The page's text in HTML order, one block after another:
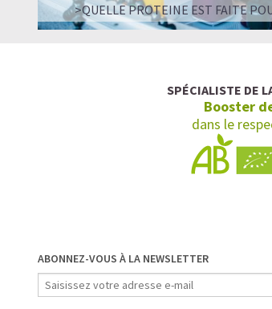
>QUELLE PROTEINE EST FAITE
SPÉCIALISTE DE
Booster
dans le
ABONNEZ-VOUS À LA NEWSLETTER